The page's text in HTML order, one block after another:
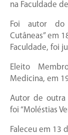
na Faculdade
Foi autor do
Cutâneas” em
Faculdade, foi
Eleito
Medicina, em
Autor de outra
foi “Moléstias
Faleceu em 13